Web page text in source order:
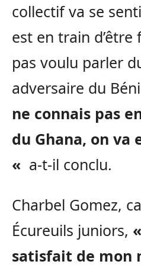
collectif va se
est en train d’être
pas voulu parler
adversaire du
ne connais pas
du Ghana, on va
« a-t-il conclu.
Charbel Gomez,
Écureuils juniors,
satisfait de mon